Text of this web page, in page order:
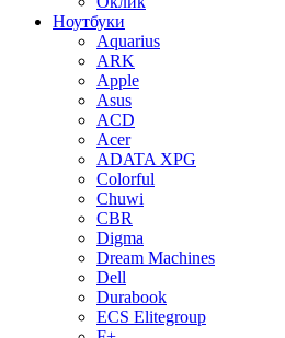
Ноутбуки
Aquarius
ARK
Apple
Asus
ACD
Acer
ADATA XPG
Colorful
Chuwi
CBR
Digma
Dream Machines
Dell
Durabook
ECS Elitegroup